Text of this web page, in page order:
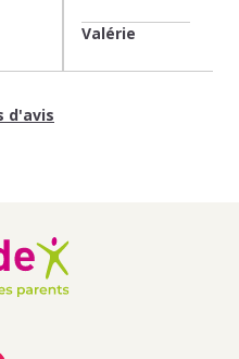
Valérie
d'avis